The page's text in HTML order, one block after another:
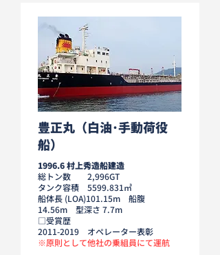
豊正丸（白油･手動荷役
船）
1996.6 村上秀造船建造
総トン数 2,996GT
タンク容積 5599.831㎥
船体長 (LOA)101.15m 船腹
14.56m 型深さ 7.7m
□受賞歴
2011-2019 オペレーター表彰
※原則として他社の乗組員にて運航